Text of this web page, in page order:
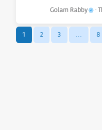
Golam Rabby
1 2 3 … 8